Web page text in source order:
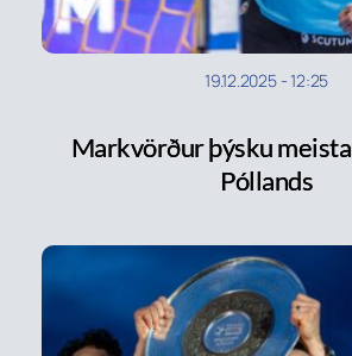
19.12.2025-12:25
Markvörður þýsku
Póllands